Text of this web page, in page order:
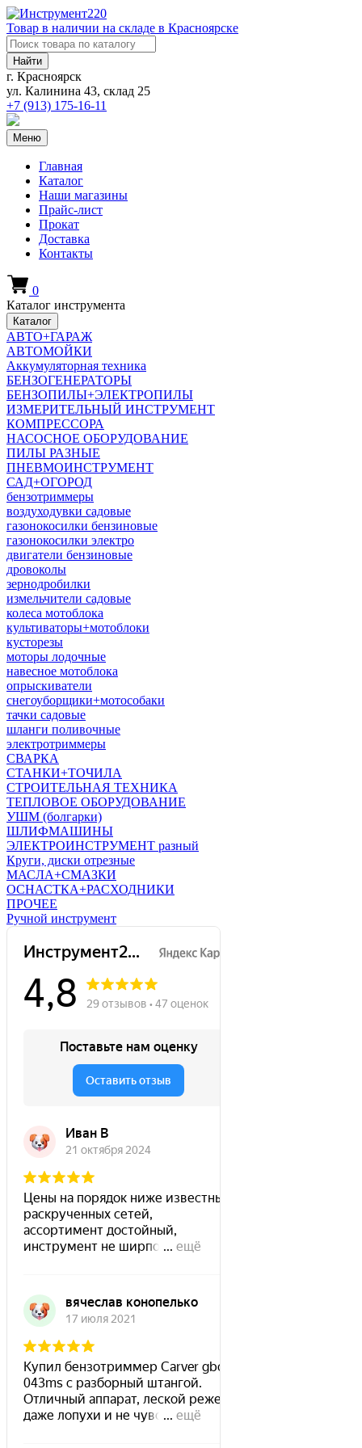
Товар в наличии на складе в Красноярске
Найти
г. Красноярск
ул. Калинина 43, склад 25
+7 (913) 175-16-11
Меню
Главная
Каталог
Наши магазины
Прайс-лист
Прокат
Доставка
Контакты
0
Каталог инструмента
Каталог
АВТО+ГАРАЖ
АВТОМОЙКИ
Аккумуляторная техника
БЕНЗОГЕНЕРАТОРЫ
БЕНЗОПИЛЫ+ЭЛЕКТРОПИЛЫ
ИЗМЕРИТЕЛЬНЫЙ ИНСТРУМЕНТ
КОМПРЕССОРА
НАСОСНОЕ ОБОРУДОВАНИЕ
ПИЛЫ РАЗНЫЕ
ПНЕВМОИНСТРУМЕНТ
САД+ОГОРОД
бензотриммеры
воздуходувки садовые
газонокосилки бензиновые
газонокосилки электро
двигатели бензиновые
дровоколы
зернодробилки
измельчители садовые
колеса мотоблока
культиваторы+мотоблоки
кусторезы
моторы лодочные
навесное мотоблока
опрыскиватели
снегоуборщики+мотособаки
тачки садовые
шланги поливочные
электротриммеры
СВАРКА
СТАНКИ+ТОЧИЛА
СТРОИТЕЛЬНАЯ ТЕХНИКА
ТЕПЛОВОЕ ОБОРУДОВАНИЕ
УШМ (болгарки)
ШЛИФМАШИНЫ
ЭЛЕКТРОИНСТРУМЕНТ разный
Круги, диски отрезные
МАСЛА+СМАЗКИ
ОСНАСТКА+РАСХОДНИКИ
ПРОЧЕЕ
Ручной инструмент